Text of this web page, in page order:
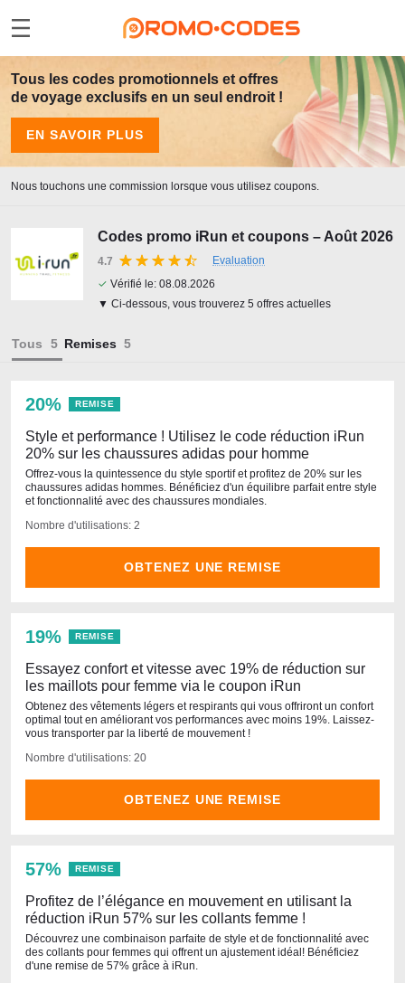
Tous les codes promotionnels et offres
de voyage exclusifs en un seul endroit !
EN SAVOIR PLUS
Nous touchons une commission lorsque vous utilisez coupons.
Codes promo iRun et coupons – Août 2026
4.7
Evaluation
✓ Vérifié le: 08.08.2026
▼ Ci-dessous, vous trouverez 5 offres actuelles
Tous Remises
20% REMISE
Style et performance ! Utilisez le code réduction iRun
20% sur les chaussures adidas pour homme
Offrez-vous la quintessence du style sportif et profitez de 20% sur les
chaussures adidas hommes. Bénéficiez d'un équilibre parfait entre style
et fonctionnalité avec des chaussures mondiales.
Nombre d'utilisations: 2
OBTENEZ UNE REMISE
19% REMISE
Essayez confort et vitesse avec 19% de réduction sur
les maillots pour femme via le coupon iRun
Obtenez des vêtements légers et respirants qui vous offriront un confort
optimal tout en améliorant vos performances avec moins 19%. Laissez-
vous transporter par la liberté de mouvement !
Nombre d'utilisations: 20
OBTENEZ UNE REMISE
57% REMISE
Profitez de l’élégance en mouvement en utilisant la
réduction iRun 57% sur les collants femme !
Découvrez une combinaison parfaite de style et de fonctionnalité avec
des collants pour femmes qui offrent un ajustement idéal! Bénéficiez
d'une remise de 57% grâce à iRun.